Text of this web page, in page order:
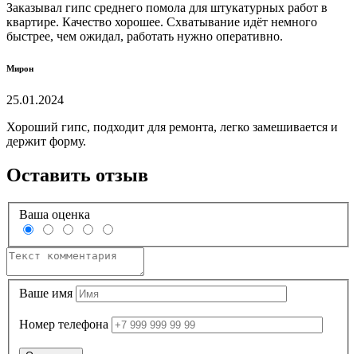
Заказывал гипс среднего помола для штукатурных работ в
квартире. Качество хорошее. Схватывание идёт немного
быстрее, чем ожидал, работать нужно оперативно.
Мирон
25.01.2024
Хороший гипс, подходит для ремонта, легко замешивается и
держит форму.
Оставить отзыв
Ваша оценка
Ваше имя
Номер телефона